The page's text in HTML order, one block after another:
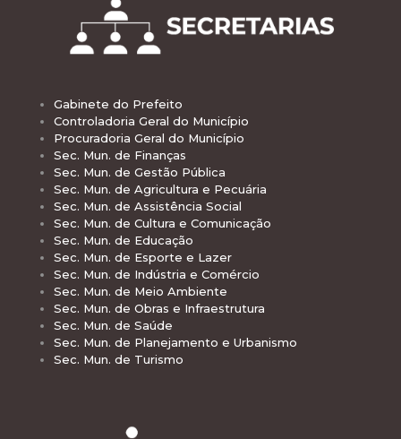
Gabinete do Prefeito
Controladoria Geral do Município
Procuradoria Geral do Município
Sec. Mun. de Finanças
Sec. Mun. de Gestão Pública
Sec. Mun. de Agricultura e Pecuária
Sec. Mun. de Assistência Social
Sec. Mun. de Cultura e Comunicação
Sec. Mun. de Educação
Sec. Mun. de Esporte e Lazer
Sec. Mun. de Indústria e Comércio
Sec. Mun. de Meio Ambiente
Sec. Mun. de Obras e Infraestrutura
Sec. Mun. de Saúde
Sec. Mun. de Planejamento e Urbanismo
Sec. Mun. de Turismo